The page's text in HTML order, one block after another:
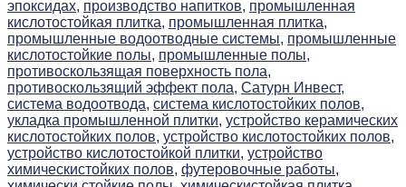
эпоксидах, производство напитков, промышленная
кислотостойкая плитка, промышленная плитка,
промышленные водоотводные системы, промышленные
кислотостойкие полы, промышленные полы,
противоскользящая поверхность пола,
противоскользящий эффект пола, Сатурн Инвест,
система водоотвода, система кислотостойких полов,
укладка промышленной плитки, устройство керамических
кислотостойких полов, устройство кислотостойких полов,
устройство кислотостойкой плитки, устройство
химическистойких полов, футеровочные работы,